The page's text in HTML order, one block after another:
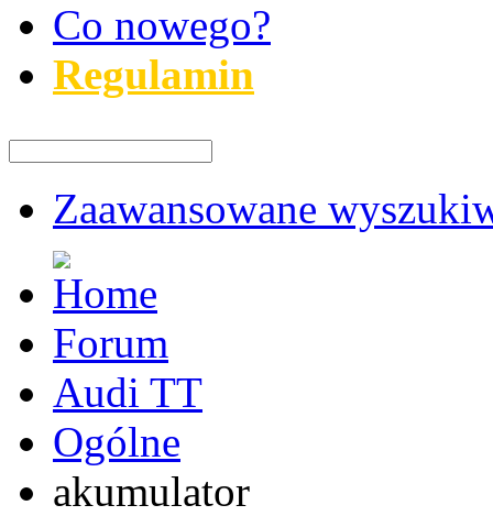
Co nowego?
Regulamin
Zaawansowane
Forum
Audi TT
Ogólne
akumulator